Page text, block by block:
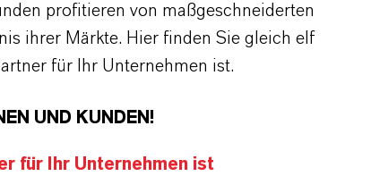
profitieren von maßgeschneiderten
ihrer Märkte. Hier finden Sie gleich elf
für Ihr Unternehmen ist.
UND KUNDEN!
für Ihr Unternehmen ist